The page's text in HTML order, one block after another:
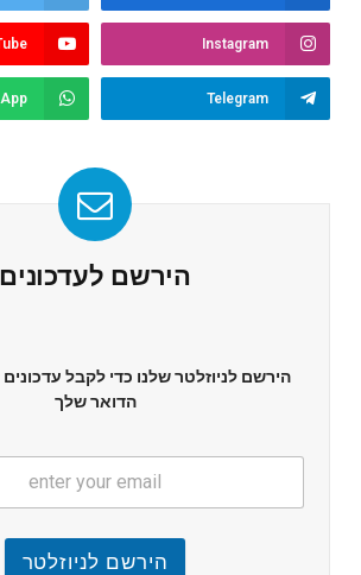
Instagram
Telegram
הירשם לעדכונים
הירשם לניוזלטר שלנו כדי לקבל
הדואר שלך
הירשם לניוזלטר